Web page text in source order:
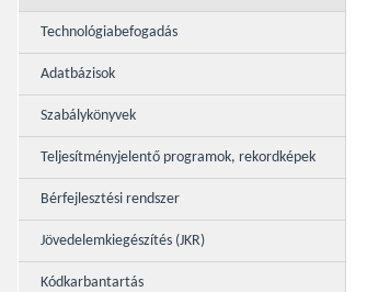
Technológiabefogadás
Adatbázisok
Szabálykönyvek
Teljesítményjelentő programok, rekordképek
Bérfejlesztési rendszer
Jövedelemkiegészítés (JKR)
Kódkarbantartás